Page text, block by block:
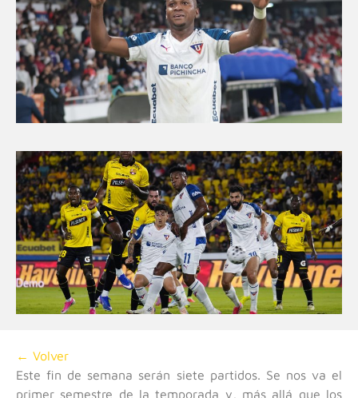
← Volver
Este fin de semana serán siete partidos. Se nos va el
primer semestre de la temporada y, más allá que los